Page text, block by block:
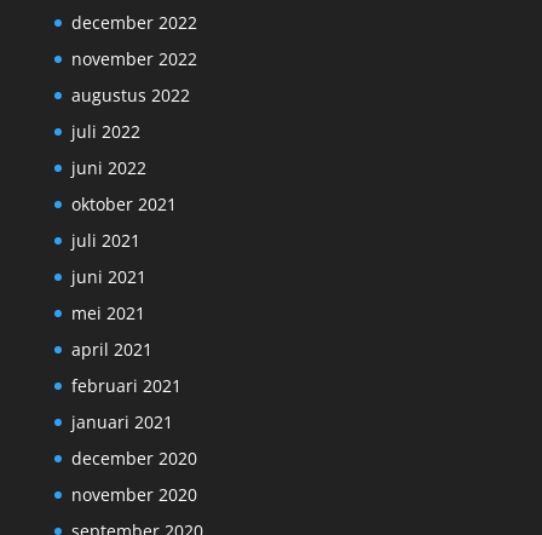
december 2022
november 2022
augustus 2022
juli 2022
juni 2022
oktober 2021
juli 2021
juni 2021
mei 2021
april 2021
februari 2021
januari 2021
december 2020
november 2020